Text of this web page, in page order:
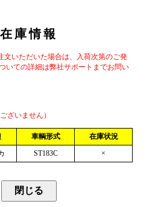
在庫情報
いただいた場合は、入荷次第のご発
いての詳細は弊社サポートまでお問い
ざいません）
車輌形式
在庫状況
ST183C ×